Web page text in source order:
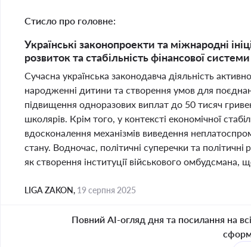
Стисло про головне:
Українські законопроекти та міжнародні
розвиток та стабільність фінансової
Сучасна українська законодавча діяльність
народженні дитини та створення умов для
підвищення одноразових виплат до 50 тисяч
школярів. Крім того, у контексті економічної
вдосконалення механізмів виведення
стану. Водночас, політичні суперечки та
як створення інституції військового
LIGA ZAKON, 19 серпня 2025
Повний AI-огляд дня та посилання на